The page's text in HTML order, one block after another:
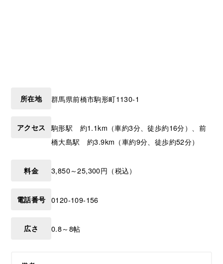
所在地 群馬県前橋市駒形町1130-1
アクセス
駒形駅 約1.1km（車約3分、徒歩約16分）、前
橋大島駅 約3.9km（車約9分、徒歩約52分）
料金 3,850～25,300円（税込）
電話番号 0120-109-156
広さ 0.8～8帖